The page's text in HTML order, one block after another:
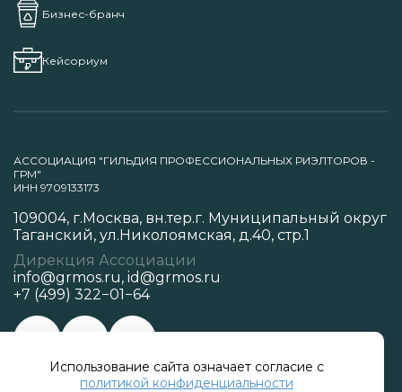
Использование сайта означает согласие с
политикой конфиденциальности
Бизнес-бранч
Кейсориум
АССОЦИАЦИЯ "ГИЛЬДИЯ ПРОФЕССИОНАЛЬНЫХ РИЭЛТОРОВ -
ГРМ"
ИНН 9709133173
109004, г.Москва, вн.тер.г. Муниципальный округ
Таганский, ул.Николоямская, д.40, стр.1
Дирекция Ассоциации
info@grmos.ru, id@grmos.ru
+7 (499) 322−01−64
Политика конфиденциальности